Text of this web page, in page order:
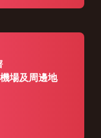
場及周邊地